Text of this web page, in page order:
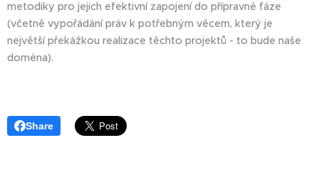
metodiky pro jejich efektivní zapojení do přípravné fáze
(včetně vypořádání práv k potřebným věcem, který je
největší překážkou realizace těchto projektů - to bude naše
doména).
Share